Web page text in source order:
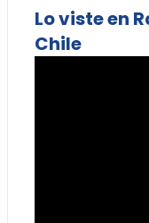
Lo viste en
Chile